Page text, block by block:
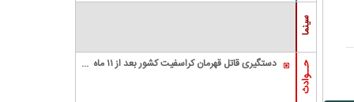
سینما
حــوادث
دستگیری قاتل قهرمان کراسفیت کشور بعد از ۱۱ ماه